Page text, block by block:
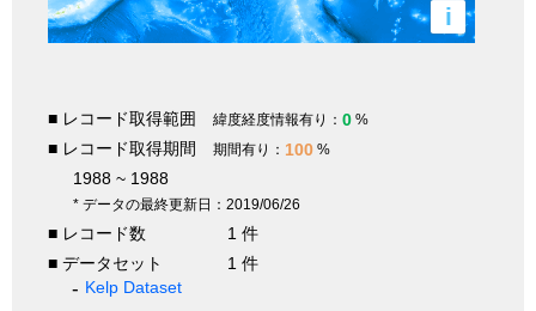
i
■ レコード取得範囲 緯度経度情報有り： 0 %
■ レコード取得期間 期間有り： 100 %
1988 ~ 1988
* データの最終更新日：2019/06/26
■ レコード数
1 件
■ データセット
1 件
Kelp Dataset